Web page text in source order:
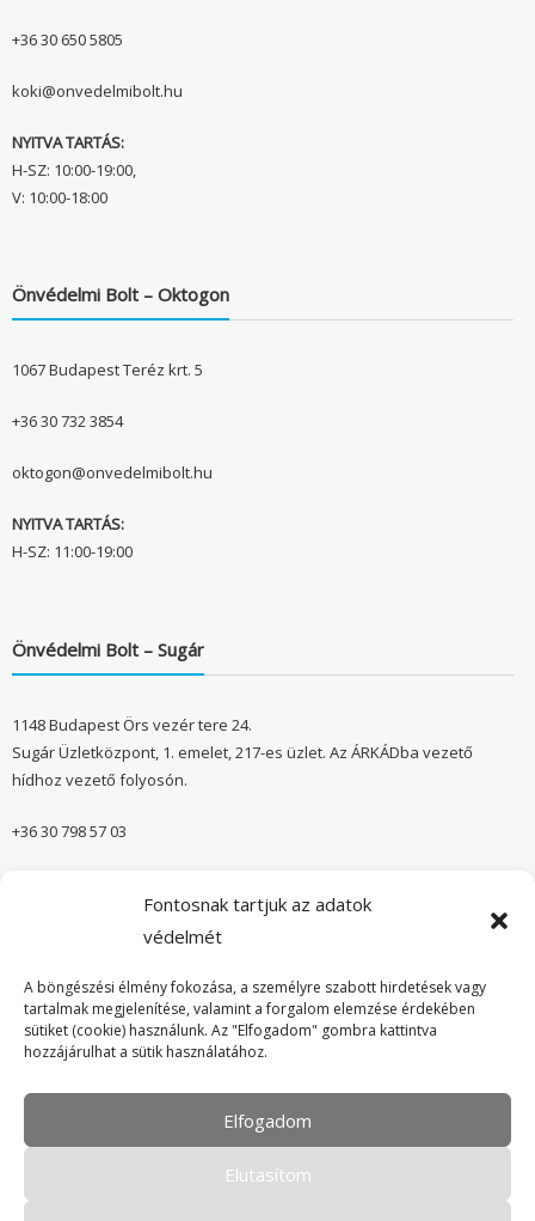
Fontosnak tartjuk az adatok
védelmét
A böngészési élmény fokozása, a személyre szabott hirdetések vagy
tartalmak megjelenítése, valamint a forgalom elemzése érdekében
sütiket (cookie) használunk. Az "Elfogadom" gombra kattintva
hozzájárulhat a sütik használatához.
Elfogadom
Elutasítom
+36 30 650 5805
koki@onvedelmibolt.hu
NYITVA TARTÁS:
H-SZ: 10:00-19:00,
V: 10:00-18:00
Önvédelmi Bolt – Oktogon
1067 Budapest Teréz krt. 5
+36 30 732 3854
oktogon@onvedelmibolt.hu
NYITVA TARTÁS:
H-SZ: 11:00-19:00
Önvédelmi Bolt – Sugár
1148 Budapest Örs vezér tere 24.
Sugár Üzletközpont, 1. emelet, 217-es üzlet. Az ÁRKÁDba vezető
hídhoz vezető folyosón.
+36 30 798 57 03
Önvédelmi Bolt – Főoldal
Adatvédelmi tájékoztató
Cookie Policy